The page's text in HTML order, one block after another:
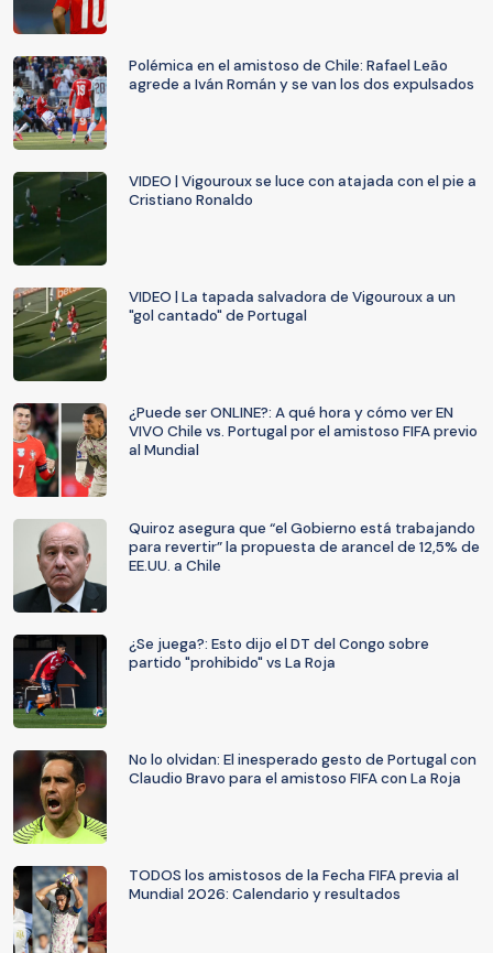
Polémica en el amistoso de Chile: Rafael Leão
agrede a Iván Román y se van los dos expulsados
VIDEO | Vigouroux se luce con atajada con el pie a
Cristiano Ronaldo
VIDEO | La tapada salvadora de Vigouroux a un
"gol cantado" de Portugal
¿Puede ser ONLINE?: A qué hora y cómo ver EN
VIVO Chile vs. Portugal por el amistoso FIFA previo
al Mundial
Quiroz asegura que “el Gobierno está trabajando
para revertir” la propuesta de arancel de 12,5% de
EE.UU. a Chile
¿Se juega?: Esto dijo el DT del Congo sobre
partido "prohibido" vs La Roja
No lo olvidan: El inesperado gesto de Portugal con
Claudio Bravo para el amistoso FIFA con La Roja
TODOS los amistosos de la Fecha FIFA previa al
Mundial 2026: Calendario y resultados